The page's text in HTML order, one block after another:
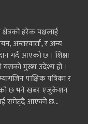
हरेक पक्षलाई
अन्तरवार्ता, र अन्य
गर्दै आएको छ । शिक्षा
यसको मुख्य उदेश्य हो ।
पाक्षिक पत्रिका र
छ भने खबर एजुकेशन
समेट्दै आएको छ...